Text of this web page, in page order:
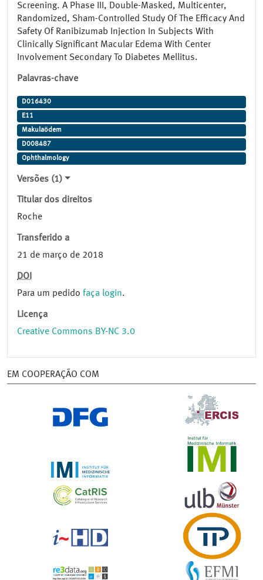
Screening. A Phase III, Double-Masked, Multicenter,
Randomized, Sham-Controlled Study Of The Efficacy And
Safety Of Ranibizumab Injection In Subjects With
Clinically Significant Macular Edema With Center
Involvement Secondary To Diabetes Mellitus.
Palavras-chave
D016430
E11
Makulaödem
D008487
Ophthalmology
Versões (1)
Titular dos direitos
Roche
Transferido a
21 de março de 2018
DOI
Para um pedido faça login.
Licença
Creative Commons BY-NC 3.0
EM COOPERAÇÃO COM